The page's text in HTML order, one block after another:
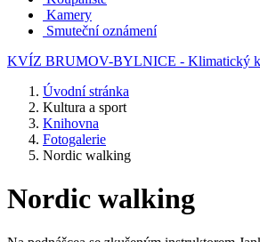
Kamery
Smuteční oznámení
KVÍZ BRUMOV-BYLNICE - Klimatický
Úvodní stránka
Kultura a sport
Knihovna
Fotogalerie
Nordic walking
Nordic walking